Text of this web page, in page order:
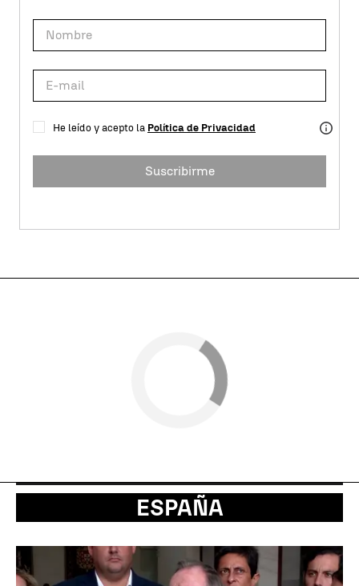
He leído y acepto la Política de Privacidad
Suscribirme
ESPAÑA